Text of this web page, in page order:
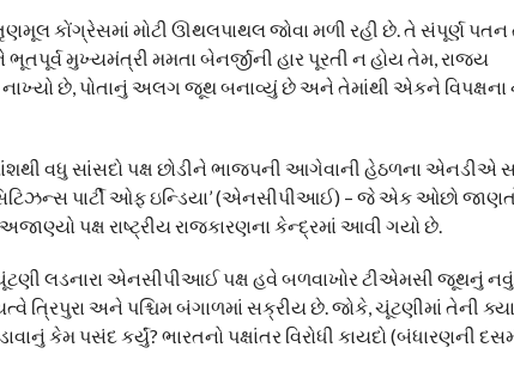
કોંગ્રેસમાં મોટી ઊથલપાથલ જોવા મળી રહી છે. તે સંપૂર્ણ
મુખ્યમંત્રી મમતા બેનર્જીની હાર પૂરતી ન હોય તેમ, રાજ્ય
નાખ્યો છે, પોતાનું અલગ જૂથ બનાવ્યું છે અને તેમાંથી એકને વિપક્ષના
વધુ સાંસદો પક્ષ છોડીને ભાજપની આગેવાની હેઠળના એનડીએ
પાર્ટી ઓફ ઇન્ડિયા’ (એનસીપીઆઈ) – જે એક ઓછો જાણતો
પક્ષ રાષ્ટ્રીય રાજકારણના કેન્દ્રમાં આવી ગયો છે.
ચૂંટણી લડનારા એનસીપીઆઈ પક્ષ હવે બળવાખોર ટીએમસી જૂથનું નવું
અને પશ્ચિમ બંગાળમાં સક્રીય છે. જોકે, ચૂંટણીમાં તેની
કેમ પસંદ કર્યું? ભારતનો પક્ષાંતર વિરોધી કાયદો (બંધારણની